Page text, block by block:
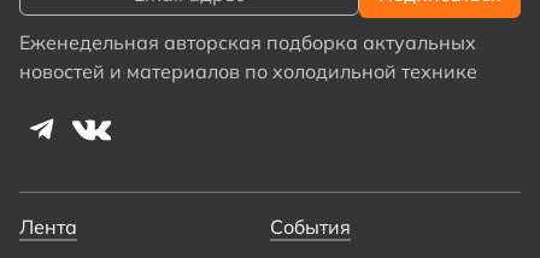
Еженедельная авторская подборка актуальных
новостей и материалов по холодильной технике
Лента События